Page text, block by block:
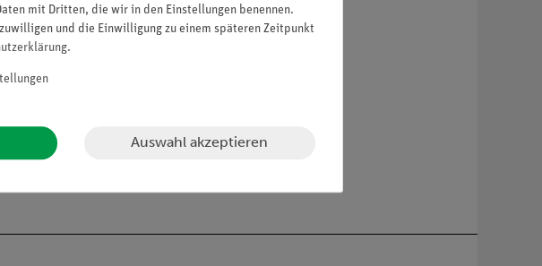
mit Dritten, die wir in den Einstellungen benennen.
und die Einwilligung zu einem späteren Zeitpunkt
.
Auswahl akzeptieren